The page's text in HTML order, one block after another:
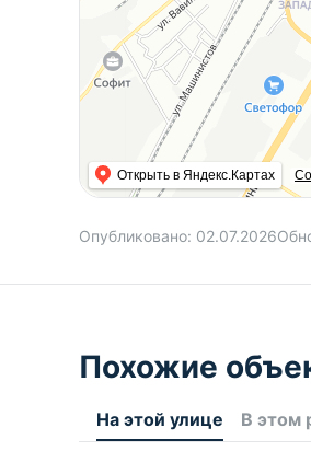
Открыть в Яндекс.Картах
Опубликовано: 02.07.2026
Похожие
На этой улице В этом